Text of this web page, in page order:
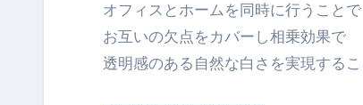
オフィスとホームを同時に行うことで
お互いの欠点をカバーし相乗効果で
透明感のある自然な白さを実現する